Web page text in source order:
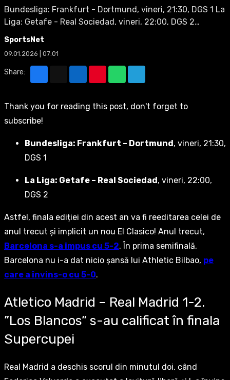
Bundesliga: Frankfurt - Dortmund, vineri, 21:30, DGS 1 La
Liga: Getafe - Real Sociedad, vineri, 22:00, DGS 2…
SportsNet
09.01.2026 | 07:01
Share:
Thank you for reading this post, don't forget to
subscribe!
Bundesliga: Frankfurt – Dortmund , vineri, 21:30,
DGS 1
La Liga: Getafe – Real Sociedad , vineri, 22:00,
DGS 2
Astfel, finala ediției din acest an va fi reeditarea celei de
anul trecut și implicit un nou El Clasico! Anul trecut,
Barcelona s-a impus cu 5-2. În prima semifinală,
Barcelona nu i-a dat nicio șansă lui Athletic Bilbao, pe
care a învins-o cu 5-0.
Atletico Madrid – Real Madrid 1-2.
”Los Blancos” s-au calificat în finala
Supercupei
Real Madrid a deschis scorul din minutul doi, când